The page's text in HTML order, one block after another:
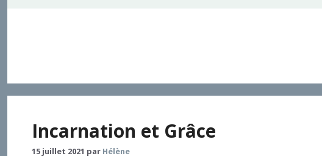
Incarnation et Grâce
15 juillet 2021 par Hélène